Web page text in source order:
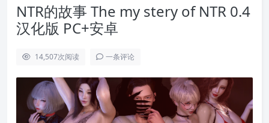
NTR的故事 The my stery of NTR 0.4
汉化版 PC+安卓
14,507次阅读 一条评论